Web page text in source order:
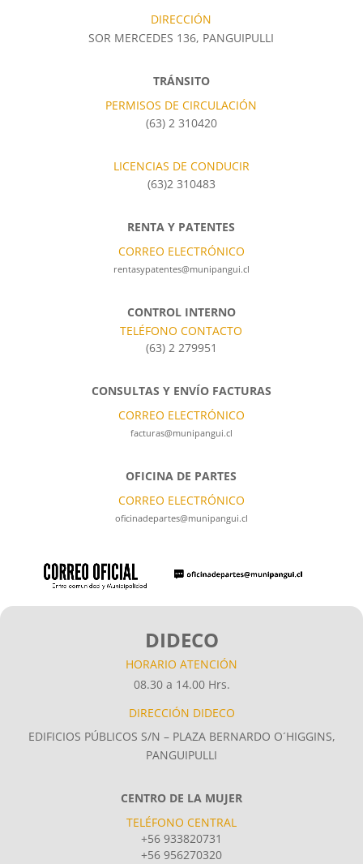
DIRECCIÓN
SOR MERCEDES 136, PANGUIPULLI
TRÁNSITO
PERMISOS DE CIRCULACIÓN
(63) 2 310420
LICENCIAS DE CONDUCIR
(63)2 310483
RENTA Y PATENTES
CORREO ELECTRÓNICO
rentasypatentes@munipangui.cl
CONTROL INTERNO
TELÉFONO CONTACTO
(63) 2 279951
CONSULTAS Y ENVÍO FACTURAS
CORREO ELECTRÓNICO
facturas@munipangui.cl
OFICINA DE PARTES
CORREO ELECTRÓNICO
oficinadepartes@munipangui.cl
DIDECO
HORARIO ATENCIÓN
08.30 a 14.00 Hrs.
DIRECCIÓN DIDECO
EDIFICIOS PÚBLICOS S/N – PLAZA BERNARDO O´HIGGINS,
PANGUIPULLI
CENTRO DE LA MUJER
TELÉFONO CENTRAL
+56 933820731
+56 956270320